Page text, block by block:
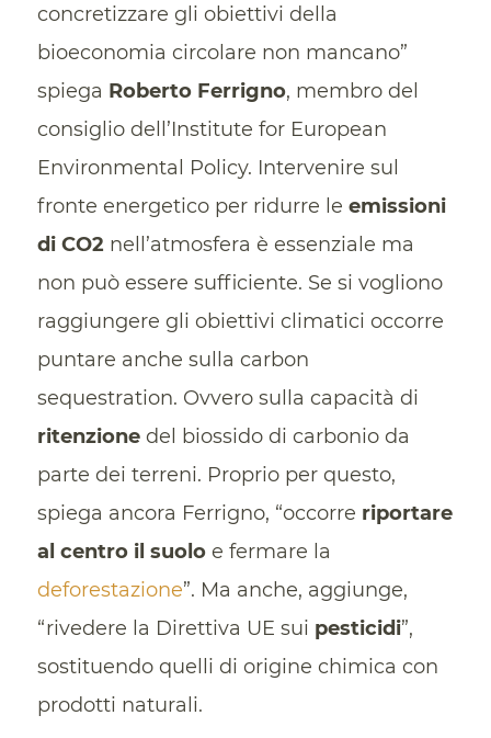
concretizzare gli obiettivi della
bioeconomia circolare non mancano”
spiega Roberto Ferrigno, membro del
consiglio dell’Institute for European
Environmental Policy. Intervenire sul
fronte energetico per ridurre le emissioni
di CO2 nell’atmosfera è essenziale ma
non può essere sufficiente. Se si vogliono
raggiungere gli obiettivi climatici occorre
puntare anche sulla carbon
sequestration. Ovvero sulla capacità di
ritenzionedel biossido di carbonio da
parte dei terreni. Proprio per questo,
spiega ancora Ferrigno, “occorre riportare
al centro il suoloe fermare la
deforestazione”. Ma anche, aggiunge,
“rivedere la Direttiva UE sui pesticidi”,
sostituendo quelli di origine chimica con
prodotti naturali.